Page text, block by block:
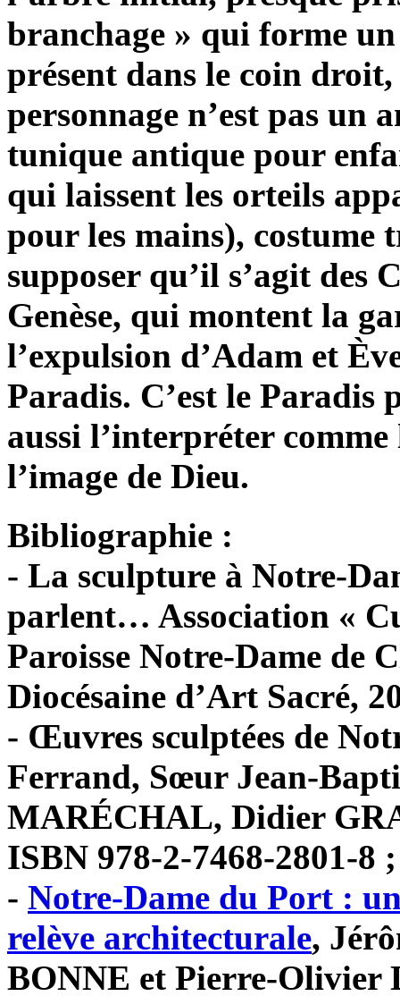
branchage » qui forme
présent dans le coin
personnage n’est pas un
tunique antique pour
qui laissent les orteils
pour les mains), costume
supposer qu’il s’agit des
Genèse, qui montent la
l’expulsion d’Adam et
Paradis. C’est le Paradis
aussi l’interpréter
l’image de Dieu.
Bibliographie :
- La sculpture à Notre-
parlent… Association «
Paroisse Notre-Dame de
Diocésaine d’Art Sacré,
- Œuvres sculptées de
Ferrand, Sœur Jean-
MARÉCHAL, Didier
ISBN 978-2-7468-2801-8 ;
- Notre-Dame du Port :
relève architecturale,
BONNE et Pierre-